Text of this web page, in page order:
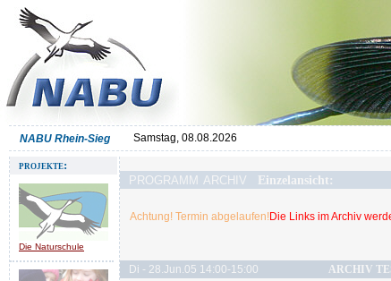
NABU Rhein-Sieg Samstag, 08.08.2026
projekte:
Die Naturschule
programm archiv Einzelansicht:
Achtung! Termin abgelaufen!Die Links im Archiv
Di - 28.Jun.05 14:00-15:00
ARCHIV